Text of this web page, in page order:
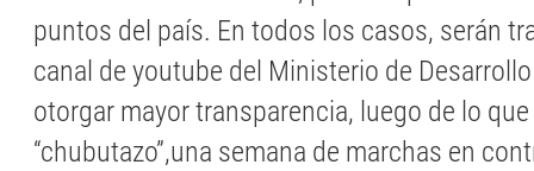
puntos del país. En todos los casos, serán
canal de youtube del Ministerio de
otorgar mayor transparencia, luego de lo
“chubutazo”,una semana de marchas en